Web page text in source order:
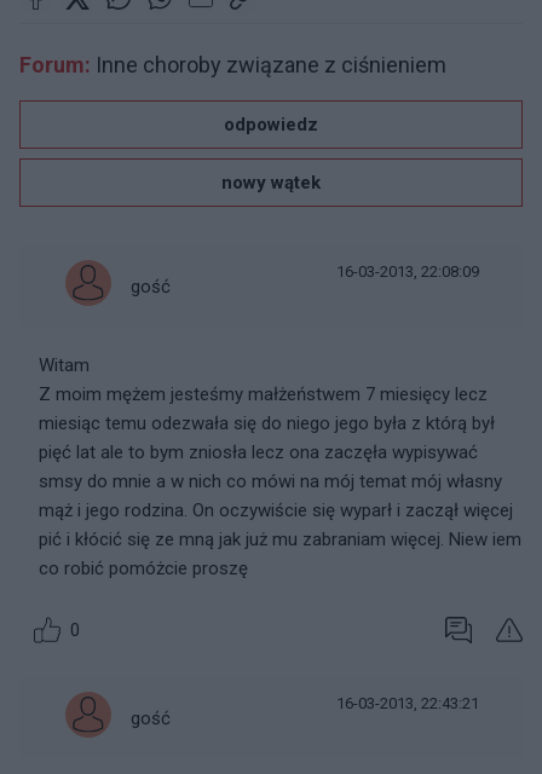
Forum: Inne choroby związane z ciśnieniem
odpowiedz
nowy wątek
gość
16-03-2013, 22:08:09
Witam
Z moim mężem jesteśmy małżeństwem 7 miesięcy lecz
miesiąc temu odezwała się do niego jego była z którą był
pięć lat ale to bym zniosła lecz ona zaczęła wypisywać
smsy do mnie a w nich co mówi na mój temat mój własny
mąż i jego rodzina. On oczywiście się wyparł i zaczął więcej
pić i kłócić się ze mną jak już mu zabraniam więcej. Niew iem
co robić pomóżcie proszę
0
gość
16-03-2013, 22:43:21